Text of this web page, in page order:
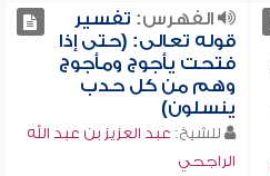
الفهرس: تفسير
قوله تعالى: (حتى إذا
فتحت يأجوج ومأجوج
وهم من كل حدب
ينسلون)
للشيخ: عبد العزيز بن عبد الله
الراجحي